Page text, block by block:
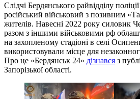
Слідчі Бердянського райвідділу
російський військовий з позивним
жителів. Навесні 2022 року силовик
разом з іншими військовими рф
на захопленому стадіоні в селі
використовували місце для
Про це «Бердянськ 24» дізнався з
Запорізької області.